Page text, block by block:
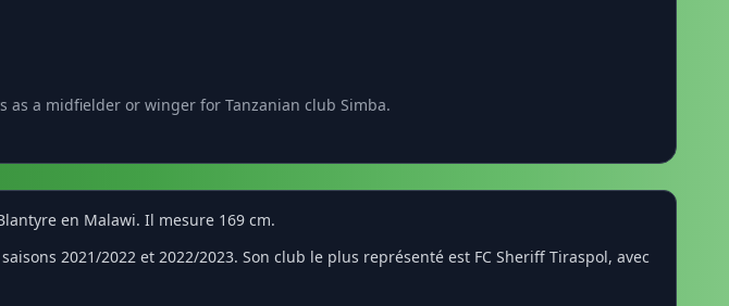
as a midfielder or winger for Tanzanian club Simba.
en Malawi. Il mesure 169 cm.
2021/2022 et 2022/2023. Son club le plus représenté est FC Sheriff Tiraspol, avec